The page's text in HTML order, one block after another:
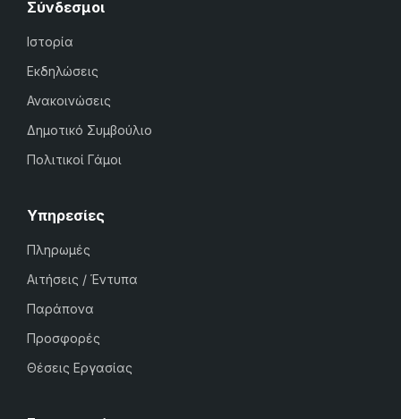
Σύνδεσμοι
Ιστορία
Εκδηλώσεις
Ανακοινώσεις
Δημοτικό Συμβούλιο
Πολιτικοί Γάμοι
Υπηρεσίες
Πληρωμές
Αιτήσεις / Έντυπα
Παράπονα
Προσφορές
Θέσεις Εργασίας